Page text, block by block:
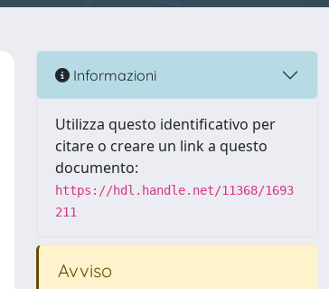
Informazioni
Utilizza questo identificativo per
citare o creare un link a questo
documento:
https://hdl.handle.net/11368/1693
211
Avviso